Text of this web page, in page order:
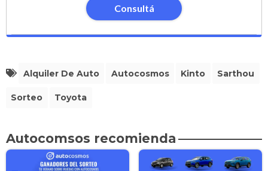
Consultá
Alquiler De Auto Autocosmos Kinto Sarthou
Sorteo Toyota
Autocomsos recomienda